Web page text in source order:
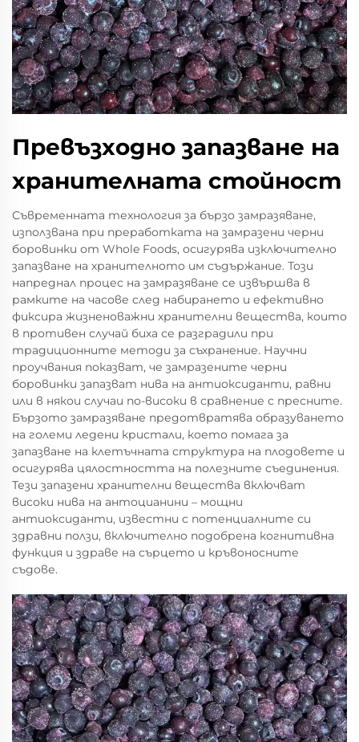
Превъзходно запазване на
хранителната стойност
Съвременната технология за бързо замразяване,
използвана при преработката на замразени черни
боровинки от Whole Foods, осигурява изключително
запазване на хранителното им съдържание. Този
напреднал процес на замразяване се извършва в
рамките на часове след набирането и ефективно
фиксира жизненоважни хранителни вещества, които
в противен случай биха се разградили при
традиционните методи за съхранение. Научни
проучвания показват, че замразените черни
боровинки запазват нива на антиоксиданти, равни
или в някои случаи по-високи в сравнение с пресните.
Бързото замразяване предотвратява образуването
на големи ледени кристали, което помага за
запазване на клетъчната структура на плодовете и
осигурява цялостността на полезните съединения.
Тези запазени хранителни вещества включват
високи нива на антоцианини – мощни
антиоксиданти, известни с потенциалните си
здравни ползи, включително подобрена когнитивна
функция и здраве на сърцето и кръвоносните
съдове.